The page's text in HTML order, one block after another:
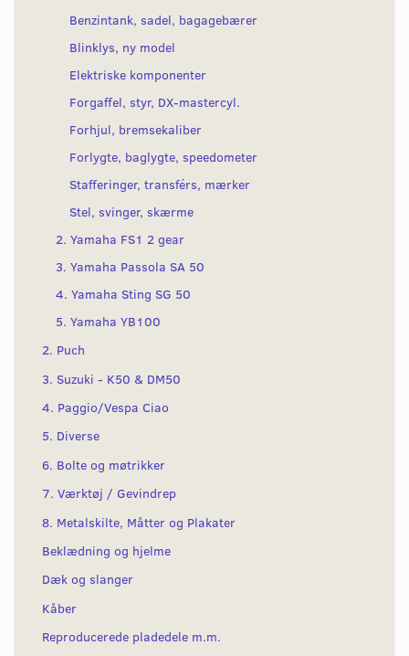
Benzintank, sadel, bagagebærer
Blinklys, ny model
Elektriske komponenter
Forgaffel, styr, DX-mastercyl.
Forhjul, bremsekaliber
Forlygte, baglygte, speedometer
Stafferinger, transférs, mærker
Stel, svinger, skærme
2. Yamaha FS1 2 gear
3. Yamaha Passola SA 50
4. Yamaha Sting SG 50
5. Yamaha YB100
2. Puch
3. Suzuki - K50 & DM50
4. Paggio/Vespa Ciao
5. Diverse
6. Bolte og møtrikker
7. Værktøj / Gevindrep
8. Metalskilte, Måtter og Plakater
Beklædning og hjelme
Dæk og slanger
Kåber
Reproducerede pladedele m.m.